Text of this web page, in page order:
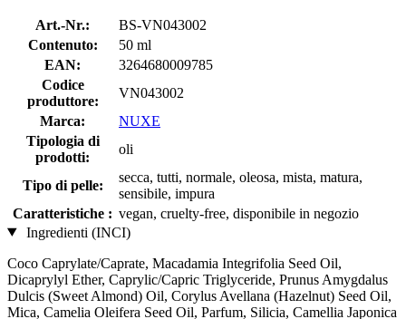
Art.-Nr.:
BS-VN043002
Contenuto:
50 ml
EAN:
3264680009785
Codice
produttore:
VN043002
Marca:
NUXE
Tipologia di
prodotti:
oli
Tipo di pelle:
secca, tutti, normale, oleosa, mista, matura,
sensibile, impura
Caratteristiche : vegan, cruelty-free, disponibile in negozio
Ingredienti (INCI)
Coco Caprylate/Caprate, Macadamia Integrifolia Seed Oil,
Dicaprylyl Ether, Caprylic/Capric Triglyceride, Prunus Amygdalus
Dulcis (Sweet Almond) Oil, Corylus Avellana (Hazelnut) Seed Oil,
Mica, Camelia Oleifera Seed Oil, Parfum, Silicia, Camellia Japonica